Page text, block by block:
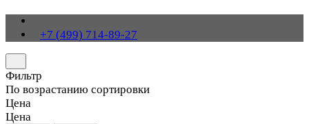
+7 (499) 714-89-27
Фильтр
По возрастанию сортировки
Цена
Цена